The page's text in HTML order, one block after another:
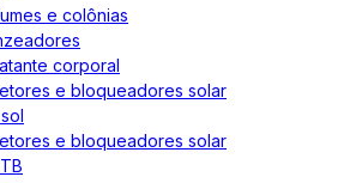
e colônias
corporal
e bloqueadores solar
e bloqueadores solar